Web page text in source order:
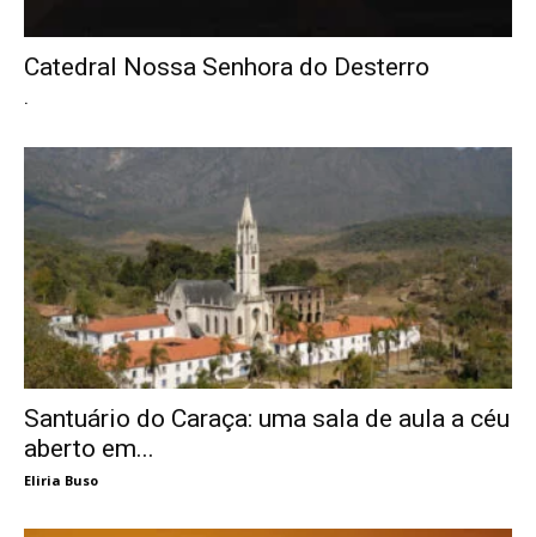
Catedral Nossa Senhora do Desterro
.
Santuário do Caraça: uma sala de aula a céu
aberto em...
Eliria Buso